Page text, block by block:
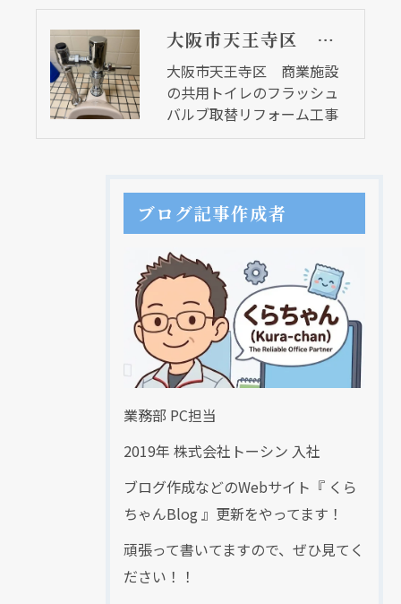
大阪市天王寺区 商業施設の共用トイレのフラッシュバルブ取替リフォーム工事
大阪市天王寺区 商業施設
の共用トイレのフラッシュ
バルブ取替リフォーム工事
ブログ記事作成者
業務部 PC担当
2019年 株式会社トーシン 入社
ブログ作成などのWebサイト『 くら
ちゃんBlog 』更新をやってます！
頑張って書いてますので、ぜひ見てく
ださい！！